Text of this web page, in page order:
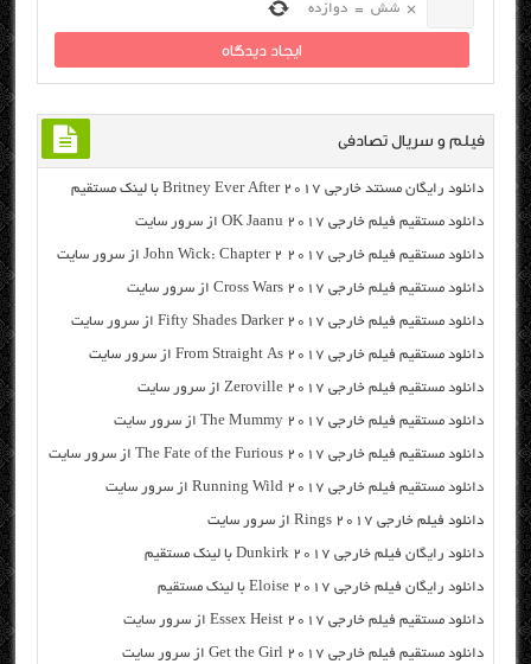
× شش = دوازده
فیلم و سریال تصادفی
دانلود رایگان مسنتد خارجی Britney Ever After 2017 با لینک مستقیم
دانلود مستقیم فیلم خارجی OK Jaanu 2017 از سرور سایت
دانلود مستقیم فیلم خارجی John Wick: Chapter 2 2017 از سرور سایت
دانلود مستقیم فیلم خارجی Cross Wars 2017 از سرور سایت
دانلود مستقیم فیلم خارجی Fifty Shades Darker 2017 از سرور سایت
دانلود مستقیم فیلم خارجی From Straight As 2017 از سرور سایت
دانلود مستقیم فیلم خارجی Zeroville 2017 از سرور سایت
دانلود مستقیم فیلم خارجی The Mummy 2017 از سرور سایت
دانلود مستقیم فیلم خارجی The Fate of the Furious 2017 از سرور سایت
دانلود مستقیم فیلم خارجی Running Wild 2017 از سرور سایت
دانلود فیلم خارجی Rings 2017 از سرور سایت
دانلود رایگان فیلم خارجی Dunkirk 2017 با لینک مستقیم
دانلود رایگان فیلم خارجی Eloise 2017 با لینک مستقیم
دانلود مستقیم فیلم خارجی Essex Heist 2017 از سرور سایت
دانلود مستقیم فیلم خارجی Get the Girl 2017 از سرور سایت